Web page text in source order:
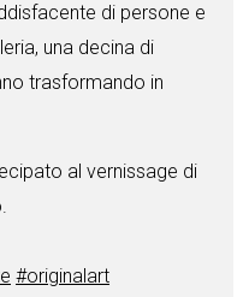
di persone e
una decina di
trasformando in
al vernissage di
#originalart